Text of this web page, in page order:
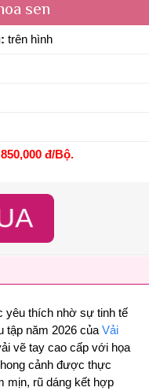
sen
trên hình
850,000 đ/Bộ.
yêu thích nhờ sự tinh tế
tập năm 2026 của Vải
vẽ tay cao cấp với họa
cảnh được thực
mịn, rũ dáng kết hợp